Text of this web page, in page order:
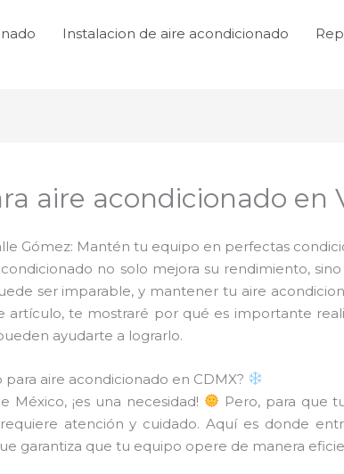
Instalacion de aire acondicionado
aire acondicionado en
Gómez: Mantén tu equipo en perfectas
no solo mejora su rendimiento,
ser imparable, y mantener tu aire
te mostraré por qué es importante
ayudarte a lograrlo.
aire acondicionado en CDMX?
¡es una necesidad!
Pero, para que
atención y cuidado. Aquí es donde
garantiza que tu equipo opere de manera